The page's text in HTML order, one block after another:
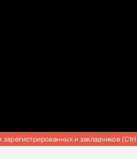
зарегистрированных и закладчиков